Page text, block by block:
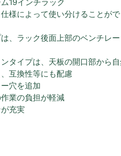
19インチラック
様によって使い分けることが
、ラック後面上部のベンチレ
タイプは、天板の開口部から
互換性等にも配慮
穴を追加
業の負担が軽減
充実